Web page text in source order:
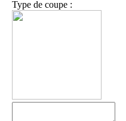
Type de coupe :